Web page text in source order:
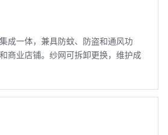
成一体，兼具防蚊、防盗和通风功
商业店铺。纱网可拆卸更换，维护成